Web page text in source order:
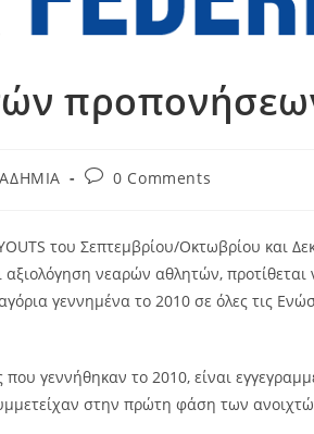
Post0 Comments
του Σεπτεμβρίου/Οκτωβρίου και
νεαρών αθλητών,
γεννημένα το 2010 σε όλες τις
γεννήθηκαν το 2010, είναι
στην πρώτη φάση των